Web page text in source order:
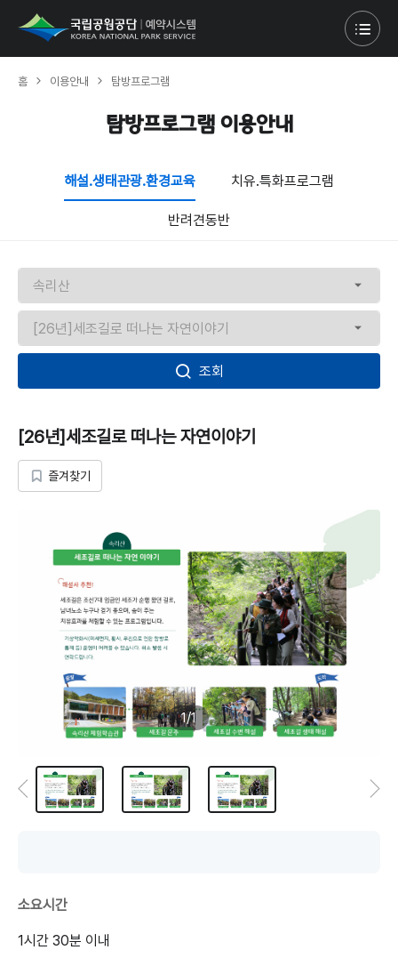
홈 이용안내 탐방프로그램
탐방프로그램 이용안내
해설.생태관광.환경교육 치유.특화프로그램
반려견동반
조회
[26년]세조길로 떠나는 자연이야기
즐겨찾기
1/1
소요시간
1시간 30분 이내